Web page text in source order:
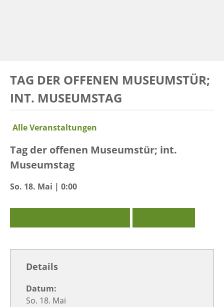
TAG DER OFFENEN MUSEUMSTÜR;
INT. MUSEUMSTAG
Alle Veranstaltungen
Tag der offenen Museumstür; int.
Museumstag
So. 18. Mai | 0:00
Details
Datum:
So. 18. Mai